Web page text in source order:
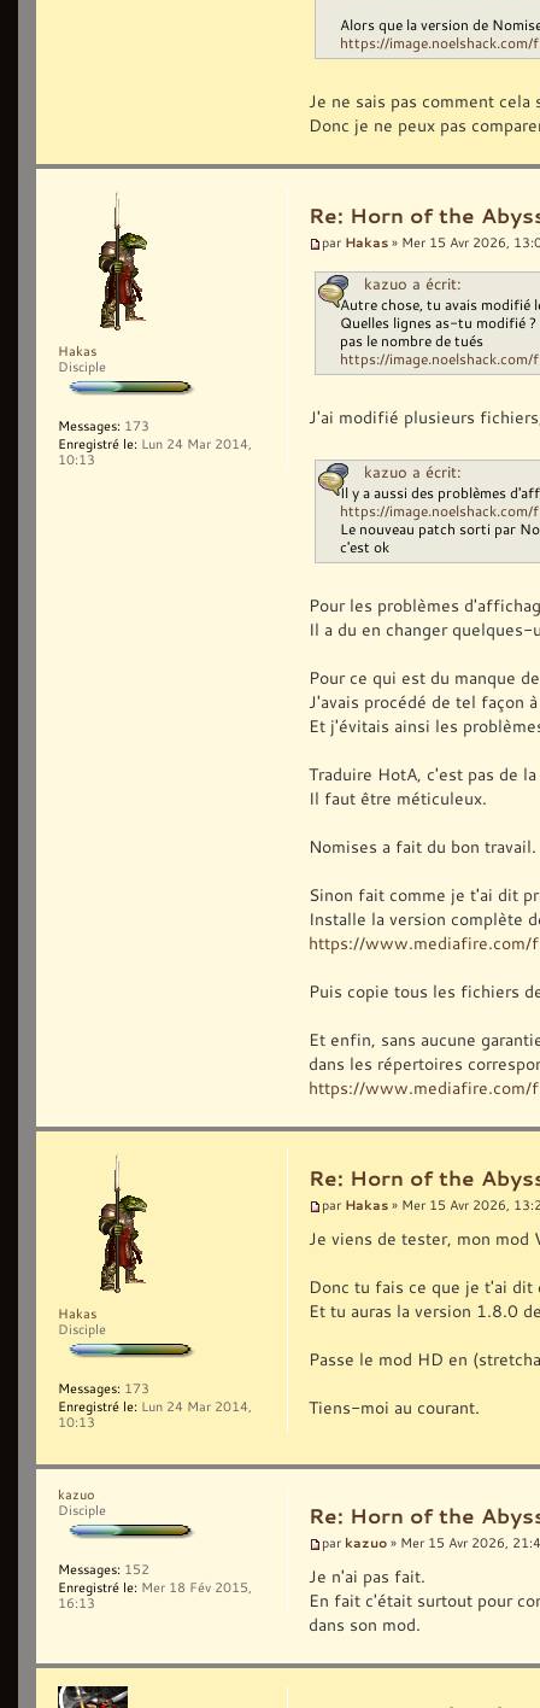
Alors que la version de
https://
Je ne sais pas comment
Donc je ne peux pas
Re: Horn of the
par Hakas » Mer 15 Avr 2026,
kazuo a écrit:
Autre chose, tu avais modifié
Quelles lignes as-tu modifié ?
pas le nombre de tués
https://
J'ai modifié plusieurs
kazuo a écrit:
Il y a aussi des problèmes
https://
Le nouveau patch sorti par
c'est ok
Pour les problèmes
Il a du en changer quelques-
Pour ce qui est du manque
J'avais procédé de tel façon
Et j'évitais ainsi les
Traduire HotA, c'est pas de
Il faut être méticuleux.
Nomises a fait du bon
Sinon fait comme je t'ai dit
Installe la version complète
https://www.mediafire.com/
Puis copie tous les fichiers
Et enfin, sans aucune
dans les répertoires
https://
Hakas
Disciple
Messages: 173
Enregistré le: Lun 24 Mar 2014,
10:13
Re: Horn of the
par Hakas » Mer 15 Avr 2026,
Je viens de tester, mon
Donc tu fais ce que je t'ai
Et tu auras la version 1.8.0
Passe le mod HD en
Tiens-moi au courant.
Hakas
Disciple
Messages: 173
Enregistré le: Lun 24 Mar 2014,
10:13
Re: Horn of the
par kazuo » Mer 15 Avr 2026,
Je n'ai pas fait.
En fait c'était surtout pour
dans son mod.
kazuo
Disciple
Messages: 152
Enregistré le: Mer 18 Fév 2015,
16:13